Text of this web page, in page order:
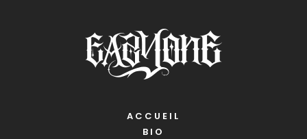
ACCUEIL
BIO